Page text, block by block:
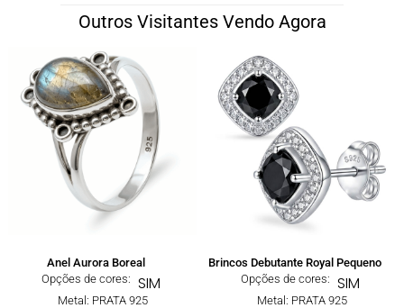
Outros Visitantes Vendo Agora
Anel Aurora Boreal
Opções de cores: SIM
Metal: PRATA 925
Brincos Debutante Royal Pequeno
Opções de cores: SIM
Metal: PRATA 925